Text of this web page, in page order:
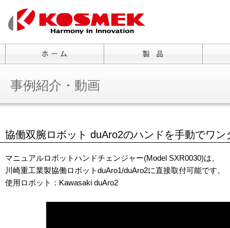
事例紹介・動画
協働双腕ロボット duAro2のハンドを手動でワン
マニュアルロボットハンドチェンジャー(Model SXR0030)は、
川崎重工業製協働ロボットduAro1/duAro2に直接取付可能です。
使用ロボット：Kawasaki duAro2